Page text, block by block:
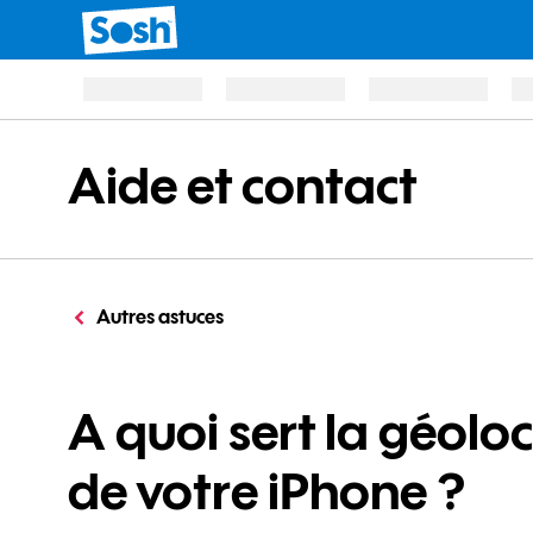
Aide et contact
Autres astuces
A quoi sert la
de votre iPhone ?